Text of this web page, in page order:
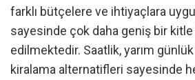
farklı bütçelere ve ihtiyaçlara
sayesinde çok daha geniş bir
edilmektedir. Saatlik, yarım
kiralama alternatifleri sayesinde